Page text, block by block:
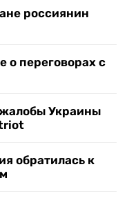
россиянин
о переговорах с
Украины
обратилась к